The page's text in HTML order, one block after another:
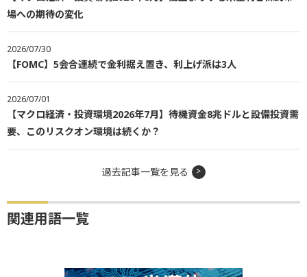
場への期待の変化
2026/07/30
【FOMC】5会合連続で金利据え置き、利上げ派は3人
2026/07/01
【マクロ経済・投資環境2026年7月】待機資金8兆ドルと設備投資需
要、このリスクオン環境は続くか？
過去記事一覧を見る
関連用語一覧